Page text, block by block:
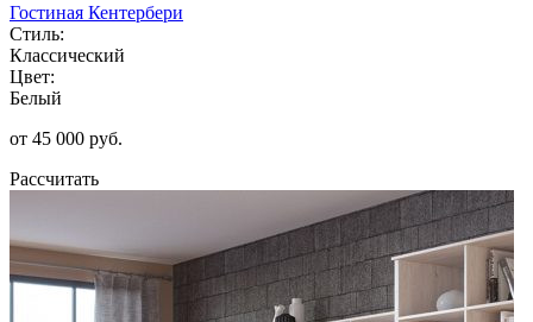
Гостиная Кентербери
Стиль:
Классический
Цвет:
Белый
от 45 000 руб.
Рассчитать